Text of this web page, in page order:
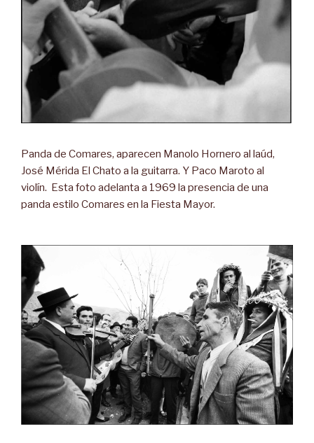
Panda de Comares, aparecen Manolo Hornero al laúd,
José Mérida El Chato a la guitarra. Y Paco Maroto al
violín. Esta foto adelanta a 1969 la presencia de una
panda estilo Comares en la Fiesta Mayor.